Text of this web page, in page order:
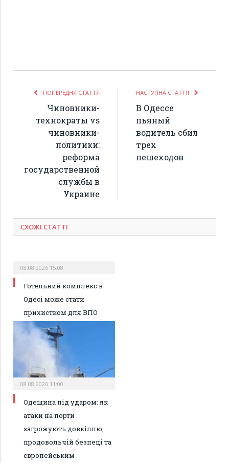
ПОПЕРЕДНЯ СТАТТЯ
Чиновники-
технократы vs
чиновники-
политики:
реформа
государственной
службы в
Украине
НАСТУПНА СТАТТЯ
В Одессе
пьяный
водитель сбил
трех
пешеходов
СХОЖІ СТАТТІ
08.08.2026 15:08
Готельний комплекс в
Одесі може стати
прихистком для ВПО
08.08.2026 11:00
Одещина під ударом: як
атаки на порти
загрожують довкіллю,
продовольчій безпеці та
європейським